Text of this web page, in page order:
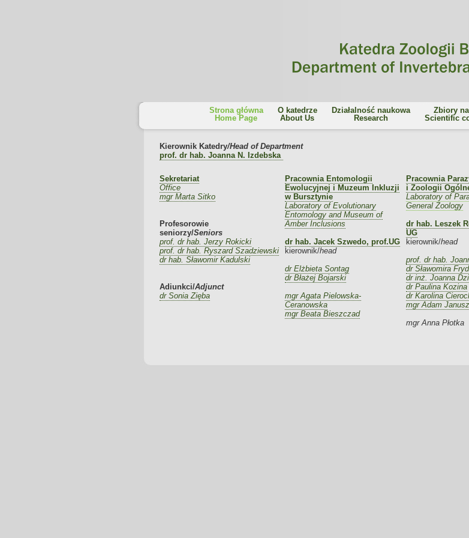
Strona główna
Home Page
O katedrze
About Us
Działalność naukowa
Research
Zbiory
Scientific
Kierownik Katedry/Head of Department
prof. dr hab. Joanna N. Izdebska
Sekretariat
Office
mgr Marta Sitko
Profesorowie
seniorzy/Seniors
prof. dr hab. Jerzy Rokicki
prof. dr hab. Ryszard Szadziewski
dr hab. Sławomir Kadulski
Adiunkci/Adjunct
dr Sonia Zięba
Pracownia Entomologii
Ewolucyjnej i Muzeum Inkluzji
w Bursztynie
Laboratory of Evolutionary
Entomology and Museum of
Amber Inclusions
dr hab. Jacek Szwedo, prof.UG
kierownik/head
dr Elżbieta Sontag
dr Błażej Bojarski
mgr Agata Pielowska-
Ceranowska
mgr Beata Bieszczad
Pracownia
i Zoologii
Laboratory of
General Zoology
dr hab. Leszek
UG
kierownik/head
prof. dr hab.
dr Sławomira
dr inż. Joanna
dr Paulina Kozina
dr Karolina
mgr Adam
mgr Anna Płotka